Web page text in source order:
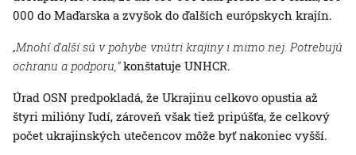
000 do Maďarska a zvyšok do ďalších európskych krajín.
„Mnohí ďalší sú v pohybe vnútri krajiny i mimo nej. Potrebujú
ochranu a podporu,“konštatuje UNHCR.
Úrad OSN predpokladá, že Ukrajinu celkovo opustia až
štyri milióny ľudí, zároveň však tiež pripúšťa, že celkový
počet ukrajinských utečencov môže byť nakoniec vyšší.